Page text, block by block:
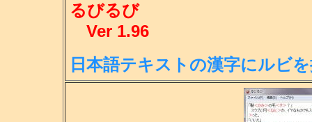
るびるび
Ver 1.96
日本語テキストの漢字にルビ